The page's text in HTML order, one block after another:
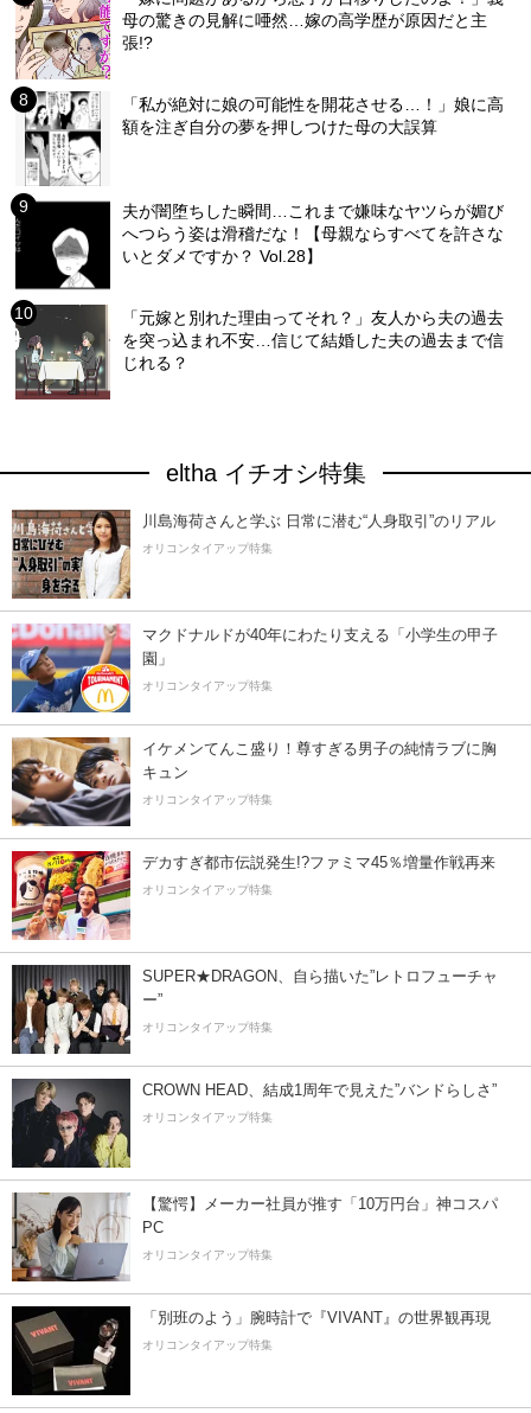
母の驚きの見解に唖然…嫁の高学歴が原因だと主
張!?
「私が絶対に娘の可能性を開花させる…！」娘に高
額を注ぎ自分の夢を押しつけた母の大誤算
夫が闇堕ちした瞬間…これまで嫌味なヤツらが媚び
へつらう姿は滑稽だな！【母親ならすべてを許さな
いとダメですか？ Vol.28】
「元嫁と別れた理由ってそれ？」友人から夫の過去
を突っ込まれ不安…信じて結婚した夫の過去まで信
じれる？
eltha イチオシ特集
川島海荷さんと学ぶ 日常に潜む“人身取引”のリアル
オリコンタイアップ特集
マクドナルドが40年にわたり支える「小学生の甲子
園」
オリコンタイアップ特集
イケメンてんこ盛り！尊すぎる男子の純情ラブに胸
キュン
オリコンタイアップ特集
デカすぎ都市伝説発生!?ファミマ45％増量作戦再来
オリコンタイアップ特集
SUPER★DRAGON、自ら描いた”レトロフューチャ
ー”
オリコンタイアップ特集
CROWN HEAD、結成1周年で見えた”バンドらしさ”
オリコンタイアップ特集
【驚愕】メーカー社員が推す「10万円台」神コスパ
PC
オリコンタイアップ特集
「別班のよう」腕時計で『VIVANT』の世界観再現
オリコンタイアップ特集